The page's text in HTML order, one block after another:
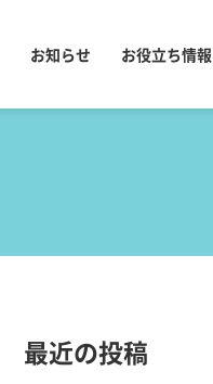
お知らせ お役立ち情報
最近の投稿